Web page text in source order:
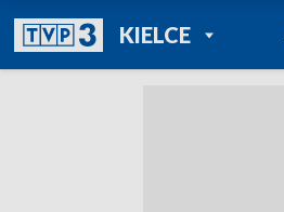
KIELCEPOWRÓT DO
TVP REGIONY